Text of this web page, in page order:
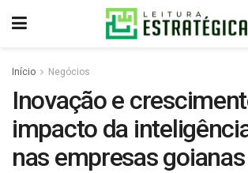
Início Negócios
Inovação e
impacto da
nas empresas goianas